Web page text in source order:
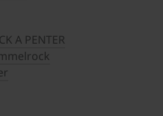
A PENTER